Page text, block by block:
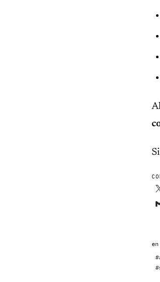
en